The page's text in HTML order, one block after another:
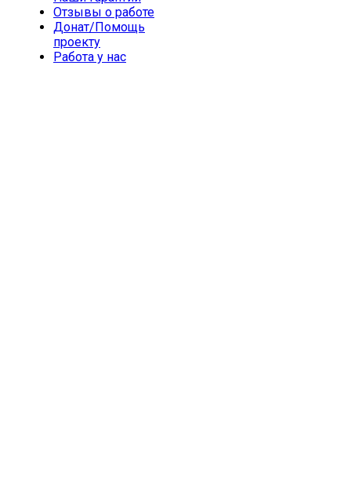
Отзывы о работе
Донат/Помощь
проекту
Работа у нас